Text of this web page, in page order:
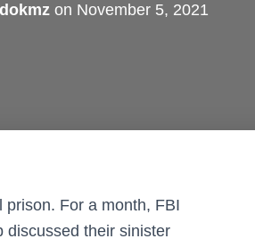
dokmzon November 5, 2021
For a month, FBI
discussed their sinister